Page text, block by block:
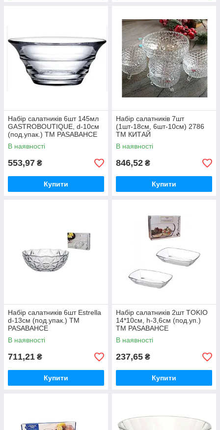
Набір салатників 6шт 145мл
GASTROBOUTIQUE, d-10см
(под.упак.) ТМ PASABAHCE
В наявності
553,97 ₴
Купити
Набір салатникiв 7шт
(1шт-18см, 6шт-10см) 2786
ТМ КИТАЙ
В наявності
846,52 ₴
Купити
Набір салатникiв 6шт Estrella
d-13см (под.упак.) ТМ
PASABAHCE
В наявності
711,21 ₴
Купити
Набір салатникiв 2шт TOKIO
14*10см, h-3,6см (под.уп.)
ТМ PASABAHCE
В наявності
237,65 ₴
Купити